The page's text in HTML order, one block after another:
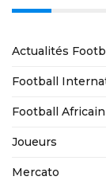
Actualités
Football
Football Africain
Joueurs
Mercato